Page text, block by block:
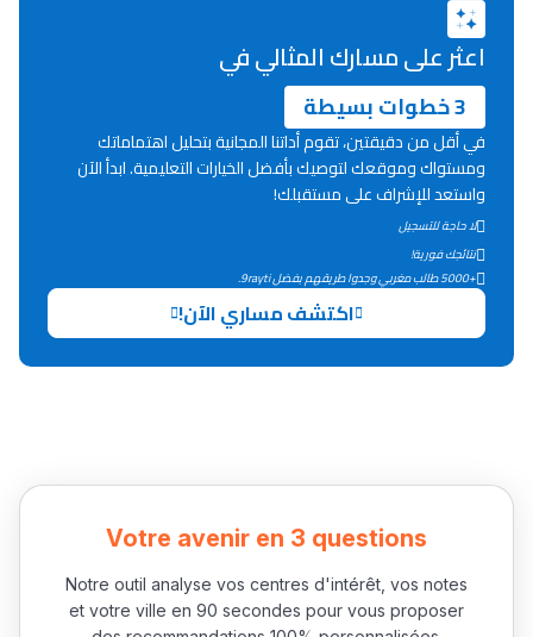
Lycée Maroc
التعليم الثانوي التأهيلي
التعليم الثانوي الإعدادي
Post-Bac
Interviews/Vidéos
دليل المهن
اعثر على مسارك المثالي في
3 خطوات بسيطة
في أقل من دقيقتين، تقوم أداتنا المجانية بتحليل اهتماماتك
ومستواك وموقعك لتوصيك بأفضل الخيارات التعليمية. ابدأ الآن
واستعد للإشراف على مستقبلك!
لا حاجة للتسجيل
نتائجك فورية!
+5000 طالب مغربي وجدوا طريقهم بفضل 9rayti.
اكتشف مساري الآن!
Votre avenir en 3 questions
Notre outil analyse vos centres d'intérêt, vos notes
et votre ville en 90 secondes pour vous proposer